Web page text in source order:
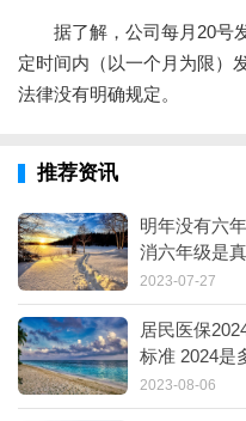
据了解，公司每月20号
定时间内（以一个月为限）
法律没有明确规定。
推荐资讯
明年没有六
消六年级是
2023-07-27
居民医保
标准 2024是
2023-08-06